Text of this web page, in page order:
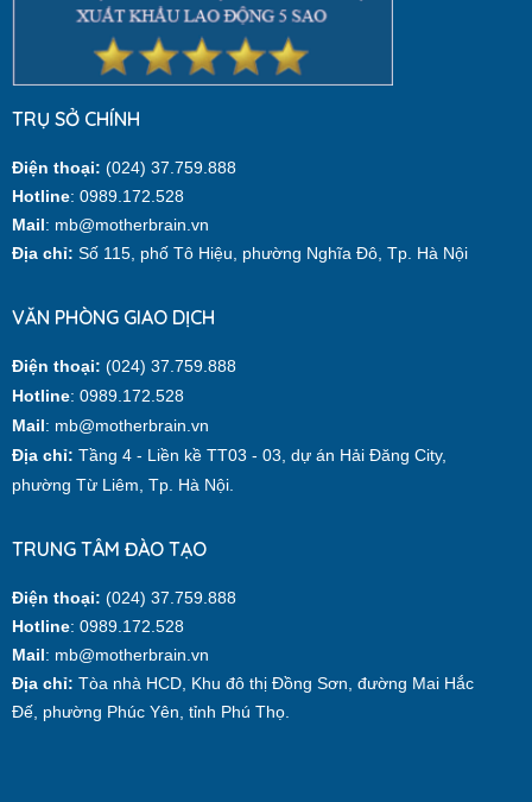
TRỤ SỞ CHÍNH
Điện thoại: (024) 37.759.888
Hotline: 0989.172.528
Mail: mb@motherbrain.vn
Địa chỉ: Số 115, phố Tô Hiệu, phường Nghĩa Đô, Tp. Hà Nội
VĂN PHÒNG GIAO DỊCH
Điện thoại: (024) 37.759.888
Hotline: 0989.172.528
Mail: mb@motherbrain.vn
Địa chỉ: Tầng 4 - Liền kề TT03 - 03, dự án Hải Đăng City,
phường Từ Liêm, Tp. Hà Nội.
TRUNG TÂM ĐÀO TẠO
Điện thoại: (024) 37.759.888
Hotline: 0989.172.528
Mail: mb@motherbrain.vn
Địa chỉ: Tòa nhà HCD, Khu đô thị Đồng Sơn, đường Mai Hắc
Đế, phường Phúc Yên, tỉnh Phú Thọ.